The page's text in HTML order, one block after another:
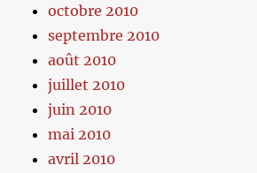
octobre 2010
septembre 2010
août 2010
juillet 2010
juin 2010
mai 2010
avril 2010